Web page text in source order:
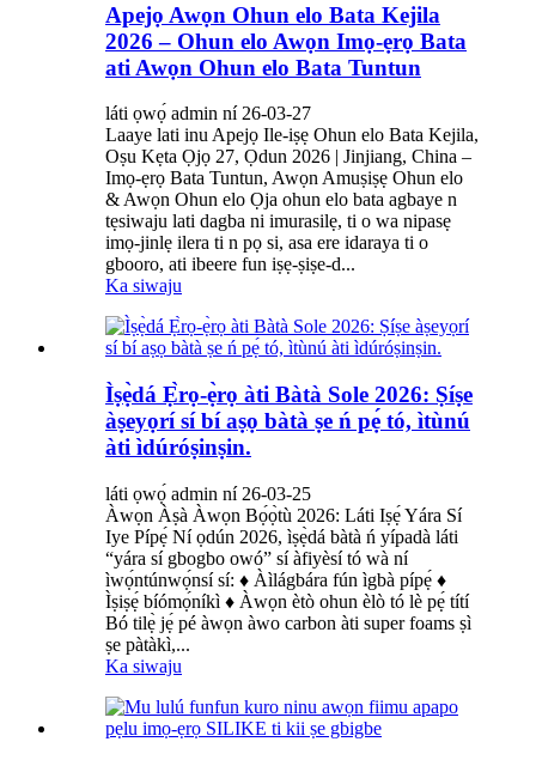
Apejọ Awọn Ohun elo Bata Kejila
2026 – Ohun elo Awọn Imọ-ẹrọ Bata
ati Awọn Ohun elo Bata Tuntun
láti ọwọ́ admin ní 26-03-27
Laaye lati inu Apejọ Ile-iṣẹ Ohun elo Bata Kejila,
Oṣu Kẹta Ọjọ 27, Ọdun 2026 | Jinjiang, China –
Imọ-ẹrọ Bata Tuntun, Awọn Amuṣiṣẹ Ohun elo
& Awọn Ohun elo Ọja ohun elo bata agbaye n
tẹsiwaju lati dagba ni imurasilẹ, ti o wa nipasẹ
imọ-jinlẹ ilera ti n pọ si, asa ere idaraya ti o
gbooro, ati ibeere fun iṣẹ-ṣiṣe-d...
Ka siwaju
Ìṣẹ̀dá Ẹ̀rọ-ẹ̀rọ àti Bàtà Sole 2026: Ṣíṣe
àṣeyọrí sí bí aṣọ bàtà ṣe ń pẹ́ tó, ìtùnú
àti ìdúróṣinṣin.
láti ọwọ́ admin ní 26-03-25
Àwọn Àṣà Àwọn Bọ́ọ̀tù 2026: Láti Iṣẹ́ Yára Sí
Iye Pípẹ́ Ní ọdún 2026, ìṣẹ̀dá bàtà ń yípadà láti
“yára sí gbogbo owó” sí àfiyèsí tó wà ní
ìwọ́ntúnwọ́nsí sí: ♦ Àìlágbára fún ìgbà pípẹ́ ♦
Ìṣiṣẹ́ bíómọ́níkì ♦ Àwọn ètò ohun èlò tó lè pẹ́ títí
Bó tilẹ̀ jẹ́ pé àwọn àwo carbon àti super foams ṣì
ṣe pàtàkì,...
Ka siwaju